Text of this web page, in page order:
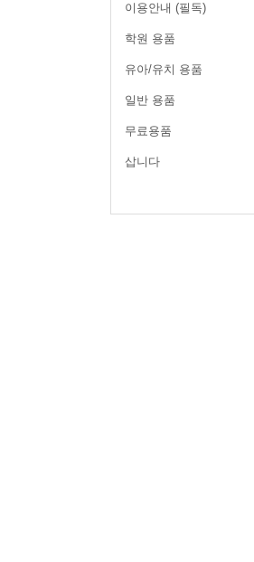
이용안내 (필독)
학원 용품
유아/유치 용품
일반 용품
무료용품
삽니다